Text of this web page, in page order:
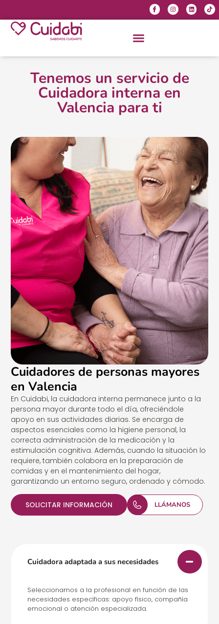
Tenemos un servicio de
Cuidadora interna en
Valencia para ti
Cuidadores de personas mayores
en Valencia
En Cuidabi, la cuidadora interna permanece junto a la
persona mayor durante todo el día, ofreciéndole
apoyo en sus actividades diarias. Se encarga de
aspectos esenciales como la higiene personal, la
correcta administración de la medicación y la
estimulación cognitiva. Además, cuando la situación lo
requiere, también colabora en la preparación de
comidas y en el mantenimiento del hogar,
garantizando un entorno seguro, ordenado y cómodo.
SOLICITAR INFORMACIÓN LLÁMANOS
Cuidadora adaptada a sus necesidades
Seleccionamos a la profesional en función de las
necesidades específicas: apoyo físico, compañía
emocional o atención especializada.